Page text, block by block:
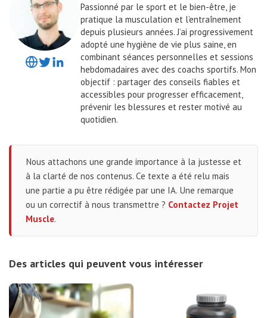
Passionné par le sport et le bien-être, je
pratique la musculation et l’entraînement
depuis plusieurs années. J’ai progressivement
adopté une hygiène de vie plus saine, en
combinant séances personnelles et sessions
hebdomadaires avec des coachs sportifs. Mon
objectif : partager des conseils fiables et
accessibles pour progresser efficacement,
prévenir les blessures et rester motivé au
quotidien.
Nous attachons une grande importance à la justesse et
à la clarté de nos contenus. Ce texte a été relu mais
une partie a pu être rédigée par une IA. Une remarque
ou un correctif à nous transmettre ? Contactez Projet
Muscle.
Des articles qui peuvent vous intéresser